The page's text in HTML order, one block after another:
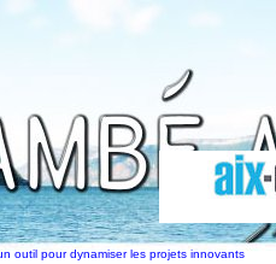
outil pour dynamiser les projets innovants